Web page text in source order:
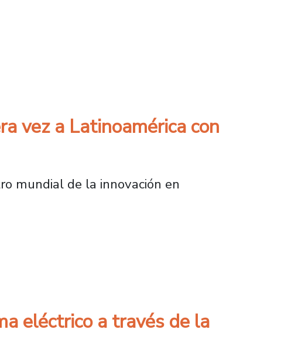
busca optimizar 5G y futuras redes
vez a Latinoamérica con
mundial de la innovación en
Latinoamérica con respaldo de la Usach
eléctrico a través de la